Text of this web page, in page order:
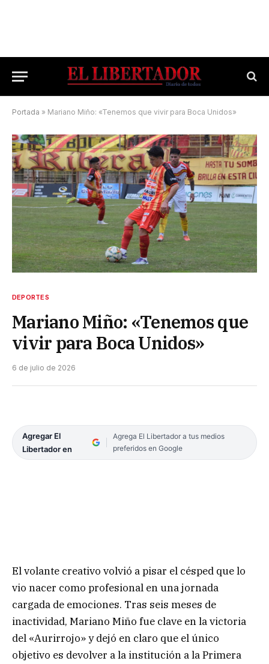
Portada » Mariano Miño: «Tenemos que vivir para Boca Unidos»
DEPORTES
Mariano Miño: «Tenemos que
vivir para Boca Unidos»
6 de julio de 2026
Agregar El
Libertador en
Agrega El Libertador a tus medios
preferidos en Google
El volante creativo volvió a pisar el césped que lo
vio nacer como profesional en una jornada
cargada de emociones. Tras seis meses de
inactividad, Mariano Miño fue clave en la victoria
del «Aurirrojo» y dejó en claro que el único
objetivo es devolver a la institución a la Primera